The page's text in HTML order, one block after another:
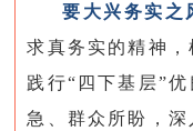
要大兴务实之
求真务实的精神，
践行“四下基层”
急、群众所盼，